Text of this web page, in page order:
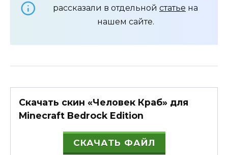
рассказали в отдельной статье на
нашем сайте.
Скачать скин «Человек Краб» для
Minecraft Bedrock Edition
СКАЧАТЬ ФАЙЛ